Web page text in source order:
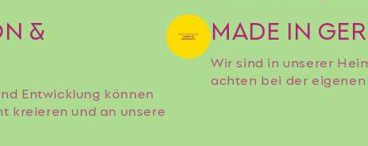
&
Entwicklung können
kreieren und an unsere
MADE IN
Wir sind in unserer
achten bei der